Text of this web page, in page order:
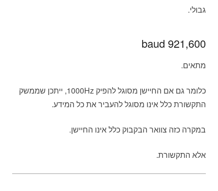
גבולי.
921,600 baud
מתאים.
כלומר גם אם החיישן מסוגל להפיק 1000Hz, ייתכן שממשק
התקשורת כלל אינו מסוגל להעביר את כל המידע.
במקרה כזה צוואר הבקבוק כלל אינו החיישן.
אלא התקשורת.